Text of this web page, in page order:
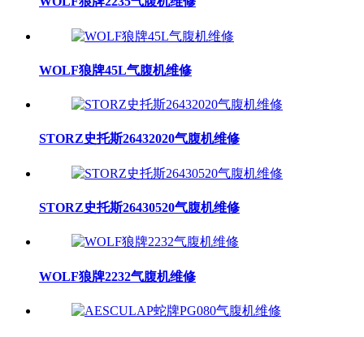
WOLF狼牌45L气腹机维修
STORZ史托斯26432020气腹机维修
STORZ史托斯26430520气腹机维修
WOLF狼牌2232气腹机维修